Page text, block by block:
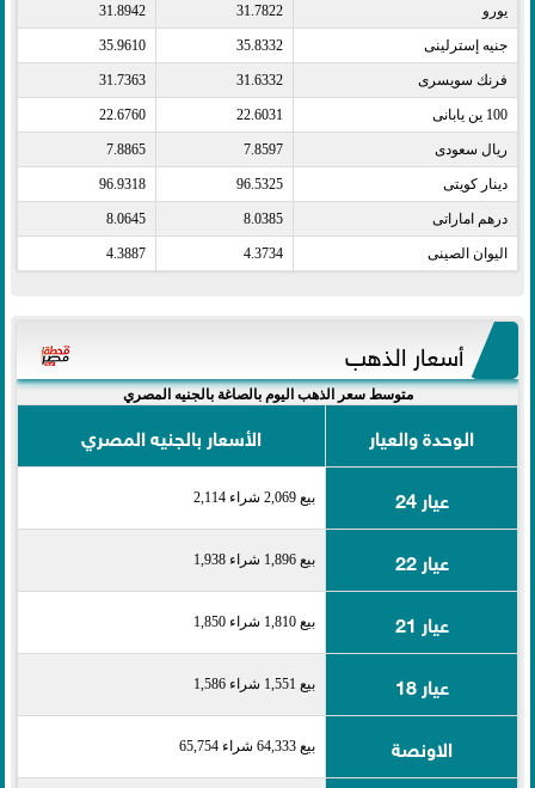
يورو​ 31.7822
31.8942
جنيه إسترلينى​ 35.8332
35.9610
فرنك سويسرى​ 31.6332
31.7363
100 ين يابانى​ 22.6031
22.6760
ريال سعودى​ 7.8597
7.8865
دينار كويتى​ 96.5325
96.9318
درهم اماراتى​ 8.0385
8.0645
اليوان الصينى​ 4.3734
4.3887
أسعار الذهب
متوسط سعر الذهب اليوم بالصاغة بالجنيه المصري
الوحدة والعيار
الأسعار بالجنيه المصري
عيار 24
بيع 2,069 شراء 2,114
عيار 22 بيع 1,896 شراء 1,938
عيار 21 بيع 1,810 شراء 1,850
عيار 18 بيع 1,551 شراء 1,586
الاونصة بيع 64,333 شراء 65,754